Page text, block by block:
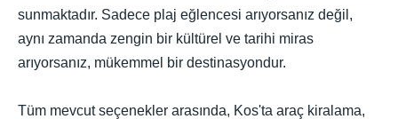
sunmaktadır. Sadece plaj eğlencesi arıyorsanız değil,
aynı zamanda zengin bir kültürel ve tarihi miras
arıyorsanız, mükemmel bir destinasyondur.
Tüm mevcut seçenekler arasında, Kos'ta araç kiralama,